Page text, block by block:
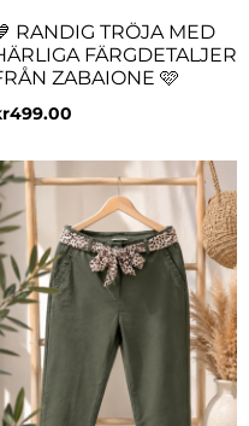
RANDIG TRÖJA MED
FÄRGDETALJER
ZABAIONE 🩷
499.00